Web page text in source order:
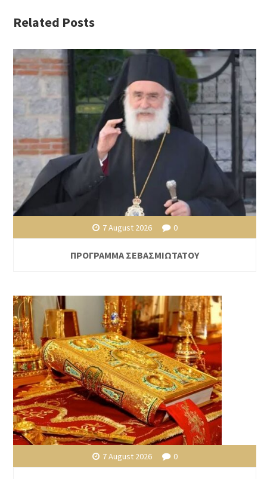
Related Posts
7 August 2026 0
ΠΡΟΓΡΑΜΜΑ ΣΕΒΑΣΜΙΩΤΑΤΟΥ
7 August 2026 0